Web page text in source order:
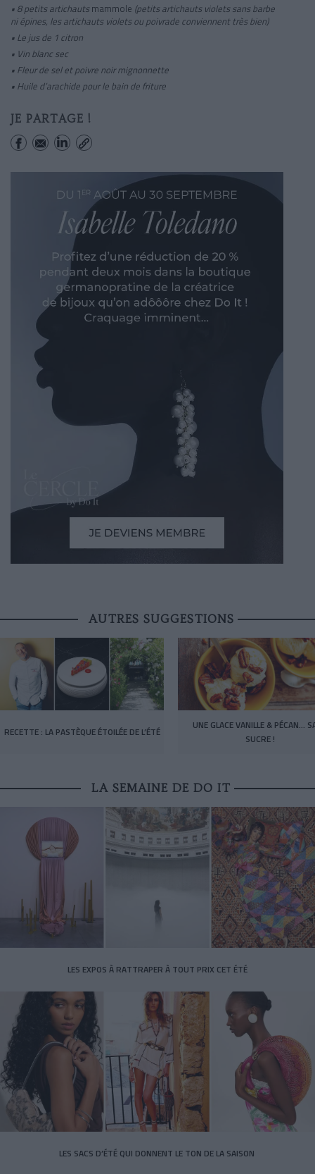
• 8 petits artichauts mammole (petits artichauts violets sans barbe
ni épines, les artichauts violets ou poivrade conviennent très bien)
• Le jus de 1 citron
• Vin blanc sec
• Fleur de sel et poivre noir mignonnette
• Huile d’arachide pour le bain de friture
JE PARTAGE !
AUTRES SUGGESTIONS
RECETTE : LA PASTÈQUE ÉTOILÉE DE L’ÉTÉ
UNE GLACE VANILLE & PÉCAN…
SUCRE !
LA SEMAINE DE DO IT
LES EXPOS À RATTRAPER À TOUT PRIX CET ÉTÉ
LES SACS D’ÉTÉ QUI DONNENT LE TON DE LA SAISON